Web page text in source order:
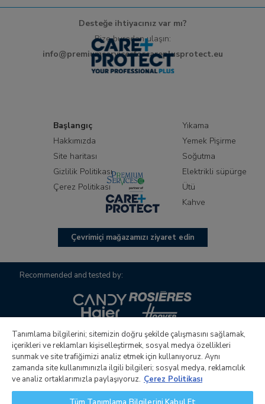
Desteğe ihtiyacınız var mı?
Bize buradan ulaşın:
info@premiumservicesforcareplusprotect.eu
Başlangıç
Hakkımızda
Site haritası
Gizlilik Politikası
Çerez Politikası
Yıkama
Yemek Pişirme
Soğutma
Elektrikli süpürge
Ütü
Kahve
Çevrimiçi mağazamızı ziyaret edin
Recommended and tested by:
Candy S.p.A.nın yönetim ve koordinasyon faaliyetlerini
yürüten tek hissedarlı şirket Candy Hoover Group S.r.l. Şirket
Tanımlama bilgilerini; sitemizin doğru şekilde çalışmasını sağlamak,
içerikleri ve reklamları kişiselleştirmek, sosyal medya özellikleri
sunmak ve site trafiğimizi analiz etmek için kullanıyoruz. Aynı
zamanda site kullanımınızla ilgili bilgileri; sosyal medya, reklamcılık
ve analiz ortaklarımızla paylaşıyoruz. Çerez Politikası